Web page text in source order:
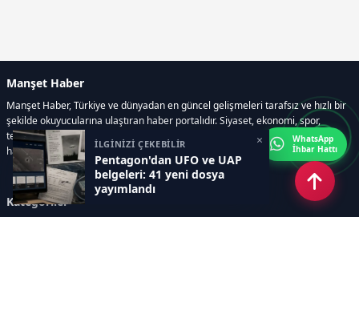
İLGİNİZİ ÇEKEBİLİR
Pentagon'dan UFO ve UAP
belgeleri: 41 yeni dosya
yayımlandı
×
Manşet Haber
Manşet Haber, Türkiye ve dünyadan en güncel gelişmeleri tarafsız ve hızlı bir
şekilde okuyucularına ulaştıran haber portalıdır. Siyaset, ekonomi, spor,
teknoloji, kültür-sanat ve yaşam kategorilerinde doğru, güvenilir ve anlık
haberler sunar.
Kategoriler
WhatsApp
İhbar Hattı